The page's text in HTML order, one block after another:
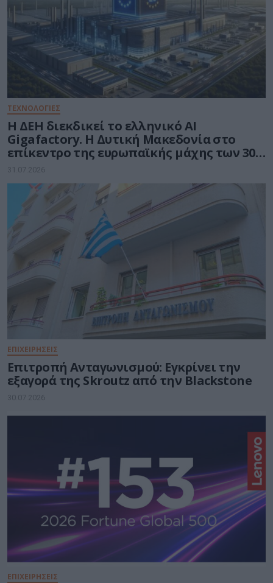
ΤΕΧΝΟΛΟΓΙΕΣ
Η ΔΕΗ διεκδικεί το ελληνικό AI
Gigafactory. Η Δυτική Μακεδονία στο
επίκεντρο της ευρωπαϊκής μάχης των 30
δισ. ευρώ για την Τεχνητή Νοημοσύνη
31.07.2026
ΕΠΙΧΕΙΡΗΣΕΙΣ
Επιτροπή Ανταγωνισμού: Εγκρίνει την
εξαγορά της Skroutz από την Blackstone
30.07.2026
ΕΠΙΧΕΙΡΗΣΕΙΣ